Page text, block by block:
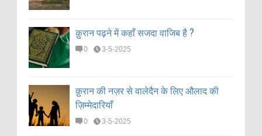
क़ुरान पढ़ने में कहाँ सजदा वाजिब है ?
0 3-5-2025
क़ुरान की नज़र से वालेदैन के लिए औलाद की
ज़िम्मेदारियाँ
0 3-5-2025